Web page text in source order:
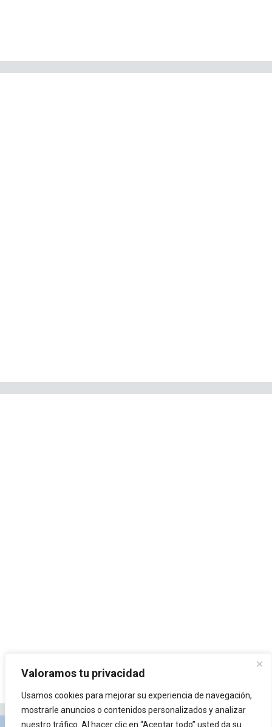
Valoramos tu privacidad
Usamos cookies para mejorar su experiencia de navegación,
mostrarle anuncios o contenidos personalizados y analizar
nuestro tráfico. Al hacer clic en “Aceptar todo” usted da su